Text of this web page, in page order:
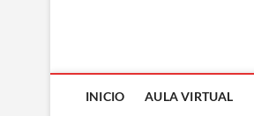
INICIO AULA VIRTUAL